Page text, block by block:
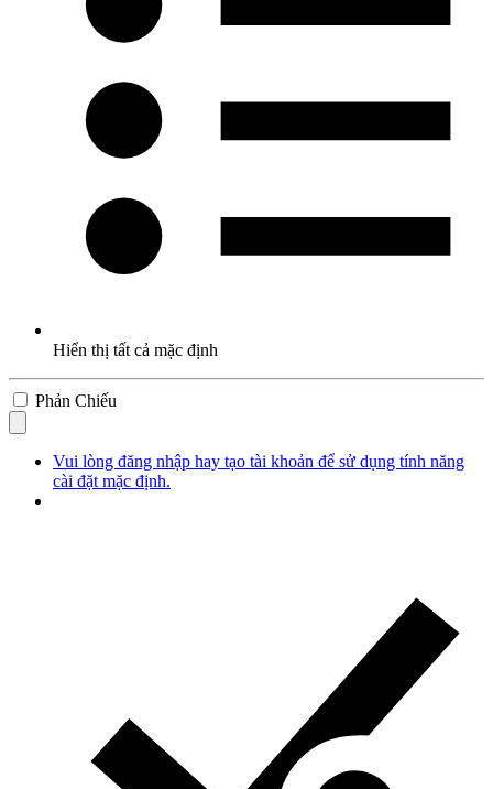
Hiển thị tất cả mặc định
Phản Chiếu
Vui lòng đăng nhập hay tạo tài khoản để sử dụng tính năng
cài đặt mặc định.